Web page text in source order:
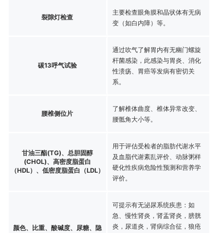
裂隙灯检查
主要检查眼角膜和晶状体有无病
变（如白内障）等。
碳13呼气试验
通过吹气了解胃内有无幽门螺旋
杆菌感染，此感染与胃炎、消化
性溃疡、胃癌等发病有密切关
系。
腰椎侧位片
了解椎体曲度、椎体异常改变、
腰骶角大小等。
甘油三酯(TG)、总胆固醇
(CHOL)、高密度脂蛋白
（HDL）、低密度脂蛋白（LDL）
用于评估受检者的脂肪代谢水平
及血脂代谢紊乱评价、动脉粥样
硬化性疾病危险性预测和营养学
评价。
颜色、比重、酸碱度、尿糖、隐
可提示有无泌尿系统疾患：如
急、慢性肾炎，肾盂肾炎，膀胱
炎，尿道炎，肾病综合征，狼疮